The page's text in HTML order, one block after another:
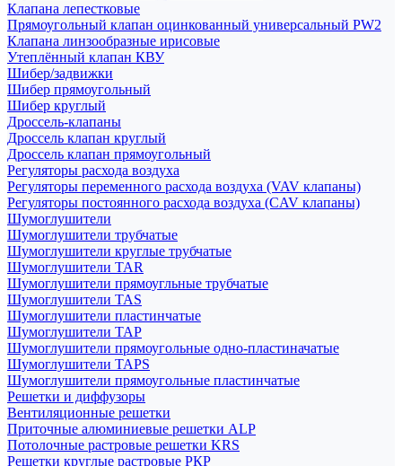
Клапана лепестковые
Прямоугольный клапан оцинкованный универсальный PW2
Клапана линзообразные ирисовые
Утеплённый клапан КВУ
Шибер/задвижки
Шибер прямоугольный
Шибер круглый
Дроссель-клапаны
Дроссель клапан круглый
Дроссель клапан прямоугольный
Регуляторы расхода воздуха
Регуляторы переменного расхода воздуха (VAV клапаны)
Регуляторы постоянного расхода воздуха (CAV клапаны)
Шумоглушители
Шумоглушители трубчатые
Шумоглушители круглые трубчатые
Шумоглушители TAR
Шумоглушители прямоугльные трубчатые
Шумоглушители TAS
Шумоглушители пластинчатые
Шумоглушители TAP
Шумоглушители прямоугольные одно-пластиначатые
Шумоглушители TAPS
Шумоглушители прямоугольные пластинчатые
Решетки и диффузоры
Вентиляционные решетки
Приточные алюминиевые решетки ALP
Потолочные растровые решетки KRS
Решетки круглые растровые РКР